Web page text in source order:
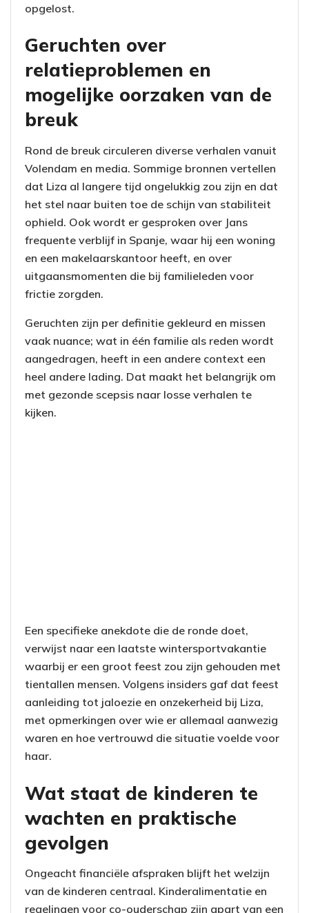
opgelost.
Geruchten over
relatieproblemen en
mogelijke oorzaken van de
breuk
Rond de breuk circuleren diverse verhalen vanuit
Volendam en media. Sommige bronnen vertellen
dat Liza al langere tijd ongelukkig zou zijn en dat
het stel naar buiten toe de schijn van stabiliteit
ophield. Ook wordt er gesproken over Jans
frequente verblijf in Spanje, waar hij een woning
en een makelaarskantoor heeft, en over
uitgaansmomenten die bij familieleden voor
frictie zorgden.
Geruchten zijn per definitie gekleurd en missen
vaak nuance; wat in één familie als reden wordt
aangedragen, heeft in een andere context een
heel andere lading. Dat maakt het belangrijk om
met gezonde scepsis naar losse verhalen te
kijken.
Een specifieke anekdote die de ronde doet,
verwijst naar een laatste wintersportvakantie
waarbij er een groot feest zou zijn gehouden met
tientallen mensen. Volgens insiders gaf dat feest
aanleiding tot jaloezie en onzekerheid bij Liza,
met opmerkingen over wie er allemaal aanwezig
waren en hoe vertrouwd die situatie voelde voor
haar.
Wat staat de kinderen te
wachten en praktische
gevolgen
Ongeacht financiële afspraken blijft het welzijn
van de kinderen centraal. Kinderalimentatie en
regelingen voor co-ouderschap zijn apart van een